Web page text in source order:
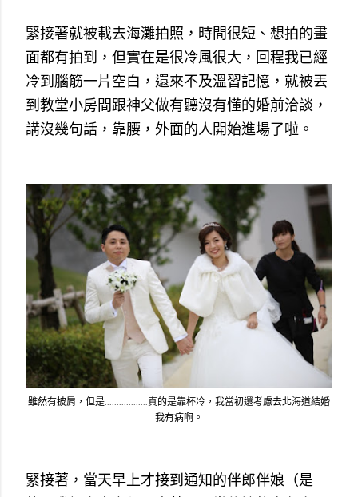
緊接著就被載去海灘拍照，時間很短、想拍的畫
面都有拍到，但實在是很冷風很大，回程我已經
冷到腦筋一片空白，還來不及溫習記憶，就被丟
到教堂小房間跟神父做有聽沒有懂的婚前洽談，
講沒幾句話，靠腰，外面的人開始進場了啦。
雖然有披肩，但是..................真的是靠杯冷，我當初還考慮去北海道結婚
我有病啊。
緊接著，當天早上才接到通知的伴郎伴娘（是